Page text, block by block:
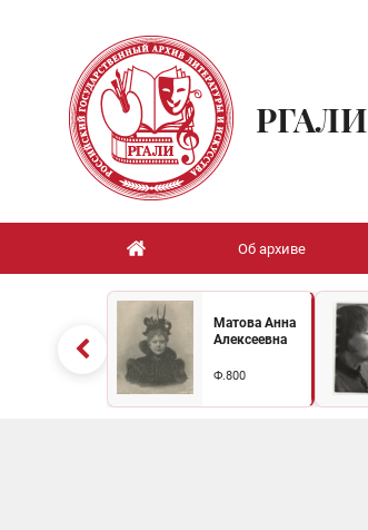
РГАЛИ
Об архиве
Матова Анна
Алексеевна
Ф.800